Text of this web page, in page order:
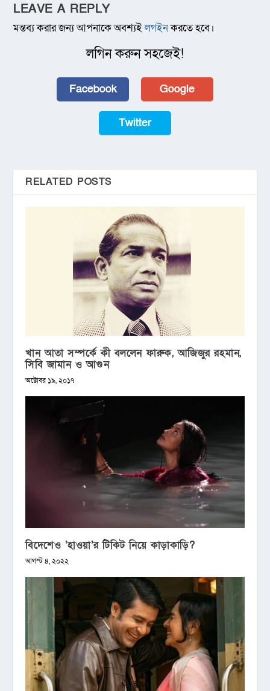
LEAVE A REPLY
মন্তব্য করার জন্য আপনাকে অবশ্যইলগইনকরতে হবে।
লগিন করুন সহজেই!
Facebook Google
Twitter
RELATED POSTS
খান আতা সম্পর্কে কী বললেন ফারুক, আজিজুর রহমান,
সিবি জামান ও আগুন
অক্টোবর ১৯, ২০১৭
বিদেশেও ‘হাওয়া’র টিকিট নিয়ে কাড়াকাড়ি?
আগস্ট ৪, ২০২২